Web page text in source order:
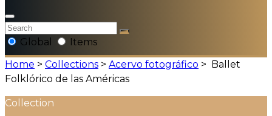
Global
Items
Home > Collections > Acervo fotográfico >
Ballet
Folklórico de las Américas
Collection